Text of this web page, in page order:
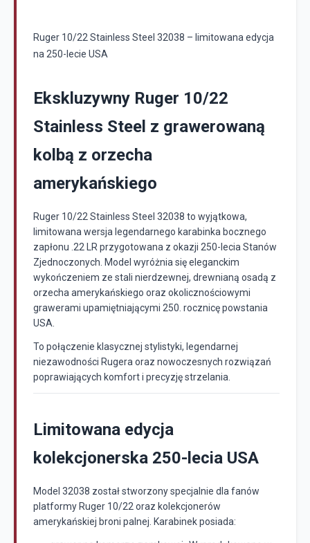
Ruger 10/22 Stainless Steel 32038 – limitowana edycja
na 250-lecie USA
Ekskluzywny Ruger 10/22
Stainless Steel z grawerowaną
kolbą z orzecha
amerykańskiego
Ruger 10/22 Stainless Steel 32038 to wyjątkowa,
limitowana wersja legendarnego karabinka bocznego
zapłonu .22 LR przygotowana z okazji 250-lecia Stanów
Zjednoczonych. Model wyróżnia się eleganckim
wykończeniem ze stali nierdzewnej, drewnianą osadą z
orzecha amerykańskiego oraz okolicznościowymi
grawerami upamiętniającymi 250. rocznicę powstania
USA.
To połączenie klasycznej stylistyki, legendarnej
niezawodności Rugera oraz nowoczesnych rozwiązań
poprawiających komfort i precyzję strzelania.
Limitowana edycja
kolekcjonerska 250-lecia USA
Model 32038 został stworzony specjalnie dla fanów
platformy Ruger 10/22 oraz kolekcjonerów
amerykańskiej broni palnej. Karabinek posiada: